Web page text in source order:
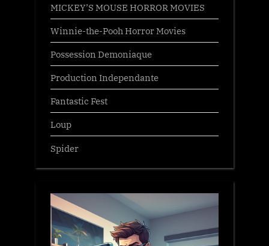
MICKEY’S MOUSE HORROR MOVIES
Winnie-the-Pooh Horror Movies
Possession Demoniaque
Production Independante
Fantastic Fest
Loup
Spider